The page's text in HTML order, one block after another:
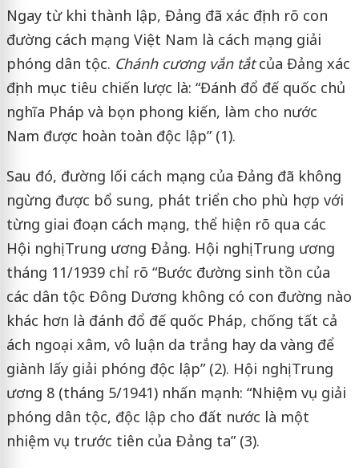
Ngay từ khi thành lập, Đảng đã xác định rõ con
đường cách mạng Việt Nam là cách mạng giải
phóng dân tộc. Chánh cương vắn tắtcủa Đảng xác
định mục tiêu chiến lược là: “Đánh đổ đế quốc chủ
nghĩa Pháp và bọn phong kiến, làm cho nước
Nam được hoàn toàn độc lập” (1).
Sau đó, đường lối cách mạng của Đảng đã không
ngừng được bổ sung, phát triển cho phù hợp với
từng giai đoạn cách mạng, thể hiện rõ qua các
Hội nghị Trung ương Ðảng. Hội nghị Trung ương
tháng 11/1939 chỉ rõ “Bước đường sinh tồn của
các dân tộc Ðông Dương không có con đường nào
khác hơn là đánh đổ đế quốc Pháp, chống tất cả
ách ngoại xâm, vô luận da trắng hay da vàng để
giành lấy giải phóng độc lập” (2). Hội nghị Trung
ương 8 (tháng 5/1941) nhấn mạnh: “Nhiệm vụ giải
phóng dân tộc, độc lập cho đất nước là một
nhiệm vụ trước tiên của Ðảng ta” (3).